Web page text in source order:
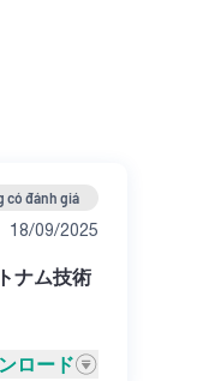
có đánh giá
18/09/2025
ナム技術
ロード